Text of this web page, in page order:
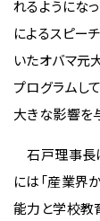
れるようにな
によるスピー
いたオバマ元
プログラムし
大きな影響を
石戸理事長
には「産業界
能力と学校教